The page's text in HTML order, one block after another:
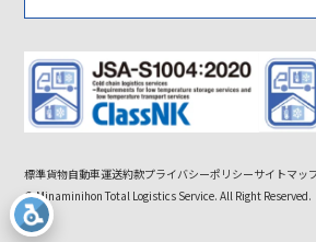
標準貨物自動車運送約款プライバシーポリシーサイトマッ
© Minaminihon Total Logistics Service. All Right Reserved.